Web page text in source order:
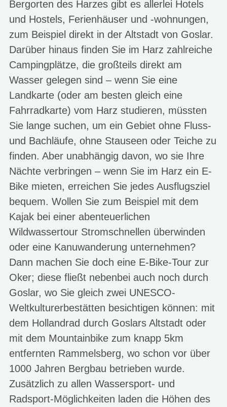
Bergorten des Harzes gibt es allerlei Hotels
und Hostels, Ferienhäuser und -wohnungen,
zum Beispiel direkt in der Altstadt von Goslar.
Darüber hinaus finden Sie im Harz zahlreiche
Campingplätze, die großteils direkt am
Wasser gelegen sind – wenn Sie eine
Landkarte (oder am besten gleich eine
Fahrradkarte) vom Harz studieren, müssten
Sie lange suchen, um ein Gebiet ohne Fluss-
und Bachläufe, ohne Stauseen oder Teiche zu
finden. Aber unabhängig davon, wo sie Ihre
Nächte verbringen – wenn Sie im Harz ein E-
Bike mieten, erreichen Sie jedes Ausflugsziel
bequem. Wollen Sie zum Beispiel mit dem
Kajak bei einer abenteuerlichen
Wildwassertour Stromschnellen überwinden
oder eine Kanuwanderung unternehmen?
Dann machen Sie doch eine E-Bike-Tour zur
Oker; diese fließt nebenbei auch noch durch
Goslar, wo Sie gleich zwei UNESCO-
Weltkulturerbestätten besichtigen können: mit
dem Hollandrad durch Goslars Altstadt oder
mit dem Mountainbike zum knapp 5km
entfernten Rammelsberg, wo schon vor über
1000 Jahren Bergbau betrieben wurde.
Zusätzlich zu allen Wassersport- und
Radsport-Möglichkeiten laden die Höhen des